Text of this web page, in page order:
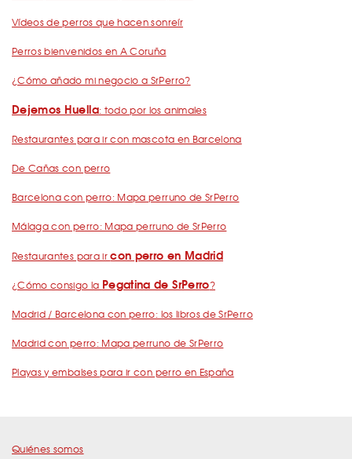
Vídeos de perros que hacen sonreír
Perros bienvenidos en A Coruña
¿Cómo añado mi negocio a SrPerro?
Dejemos Huella: todo por los animales
Restaurantes para ir con mascota en Barcelona
De Cañas con perro
Barcelona con perro: Mapa perruno de SrPerro
Málaga con perro: Mapa perruno de SrPerro
Restaurantes para ircon perro en Madrid
¿Cómo consigo la Pegatina de SrPerro?
Madrid / Barcelona con perro: los libros de SrPerro
Madrid con perro: Mapa perruno de SrPerro
Playas y embalses para ir con perro en España
Quiénes somos